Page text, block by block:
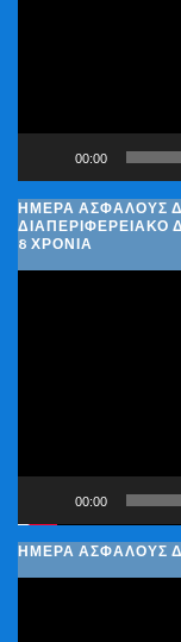
00:00
ΗΜΈΡΑ ΑΣΦΑΛΟΎΣ
ΔΙΑΠΕΡΙΦΕΡΕΙΑΚΌ
8 ΧΡΌΝΙΑ
00:00
ΗΜΈΡΑ ΑΣΦΑΛΟΎΣ